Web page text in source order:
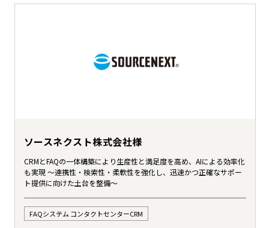
ソースネクスト株式会社様
CRMとFAQの一体構築により生産性と満足度を高め、AIによる効率化
も実現 ～連携性・検索性・柔軟性を強化し、迅速かつ正確なサポー
ト提供に向けた土台を整備～
FAQシステム コンタクトセンターCRM